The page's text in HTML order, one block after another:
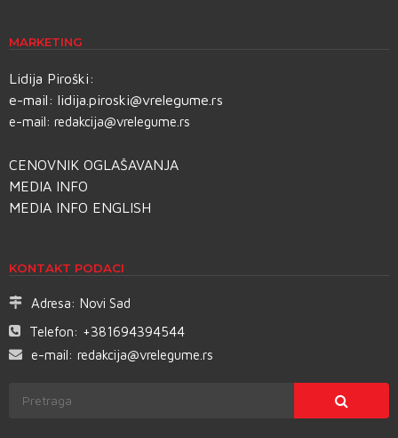
MARKETING
Lidija Piroški:
e-mail: lidija.piroski@vrelegume.rs
e-mail: redakcija@vrelegume.rs
CENOVNIK OGLAŠAVANJA
MEDIA INFO
MEDIA INFO ENGLISH
KONTAKT PODACI
Adresa: Novi Sad
Telefon: +381694394544
e-mail: redakcija@vrelegume.rs